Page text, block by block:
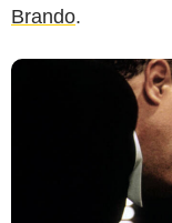
Brando.